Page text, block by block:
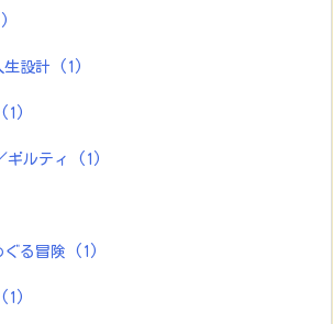
生設計 (1)
(1)
ギルティ (1)
ぐる冒険 (1)
(1)